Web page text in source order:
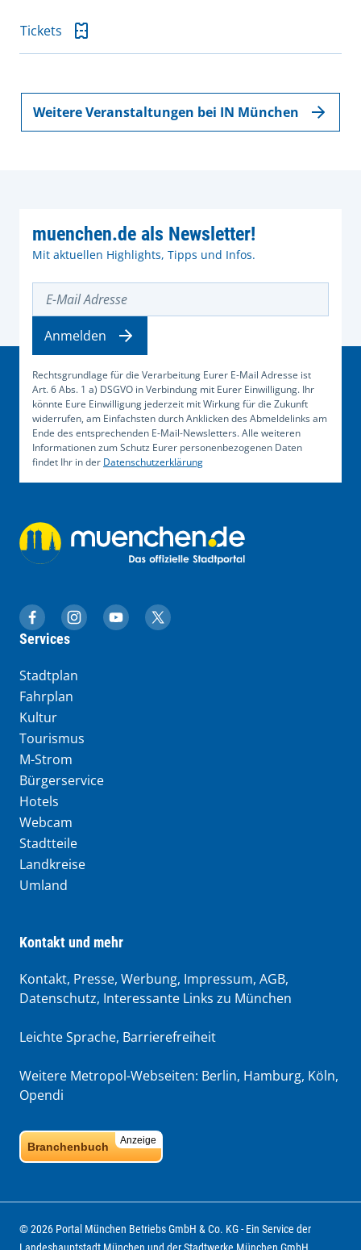
Tickets
Weitere Veranstaltungen bei IN München
muenchen.de als Newsletter!
Mit aktuellen Highlights, Tipps und Infos.
Rechtsgrundlage für die Verarbeitung Eurer E-Mail Adresse ist
Art. 6 Abs. 1 a) DSGVO in Verbindung mit Eurer Einwilligung. Ihr
könnte Eure Einwilligung jederzeit mit Wirkung für die Zukunft
widerrufen, am Einfachsten durch Anklicken des Abmeldelinks am
Ende des entsprechenden E-Mail-Newsletters. Alle weiteren
Informationen zum Schutz Eurer personenbezogenen Daten
findet Ihr in der Datenschutzerklärung
Anmelden
muenchen.de auf Facebook
muenchen.de auf Instagram
muenchen.de auf YouTube
muenchen.de auf X
Services
Stadtplan
Fahrplan
Kultur
Tourismus
M-Strom
Bürgerservice
Hotels
Webcam
Stadtteile
Landkreise
Umland
Kontakt und mehr
Kontakt, Presse, Werbung, Impressum, AGB,
Datenschutz, Interessante Links zu München
Leichte Sprache, Barrierefreiheit
Weitere Metropol-Webseiten: Berlin, Hamburg, Köln,
Opendi
Anzeige
Branchenbuch
© 2026 Portal München Betriebs GmbH & Co. KG - Ein Service der